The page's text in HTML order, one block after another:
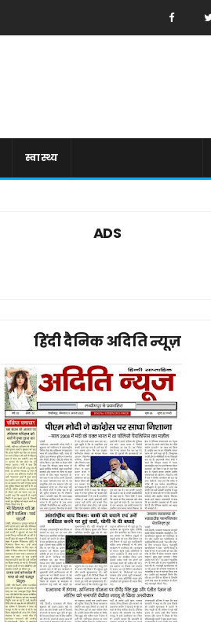
स्वास्थ्य
ADS
हिंदी दैनिक अदिति न्यूज़